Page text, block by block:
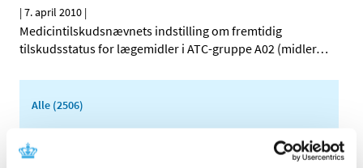
|7. april 2010 |
Medicintilskudsnævnets indstilling om fremtidig
tilskudsstatus for lægemidler i ATC-gruppe A02 (midler…
Alle (2506)
TID
2026 (84)